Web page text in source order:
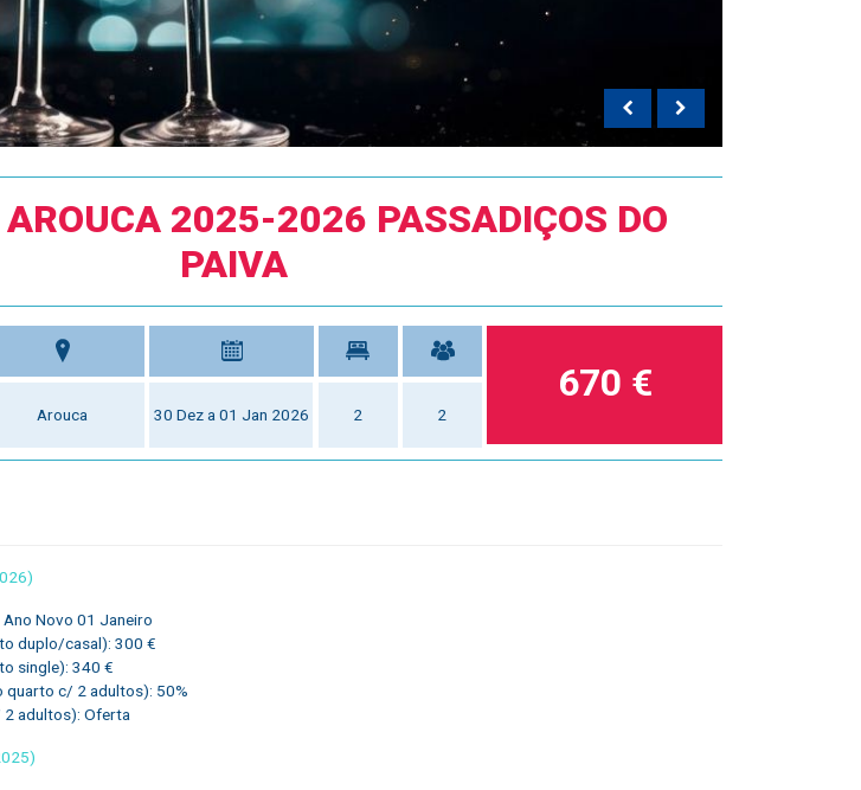
AROUCA 2025-2026 PASSADIÇOS DO
PAIVA
Arouca 30 Dez a 01 Jan 2026 2 2
670 €
Novo 01 Janeiro
duplo/casal): 300 €
single): 340 €
quarto c/ 2 adultos): 50%
adultos): Oferta